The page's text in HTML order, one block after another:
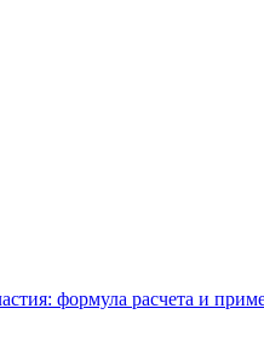
формула расчета и